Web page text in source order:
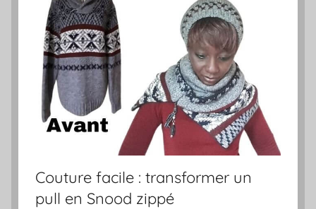
Couture facile : transformer un
pull en Snood zippé